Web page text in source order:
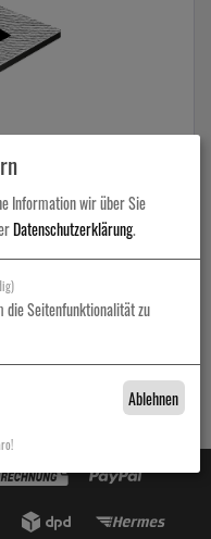
Information wir über Sie
Datenschutzerklärung.
die Seitenfunktionalität zu
Ablehnen